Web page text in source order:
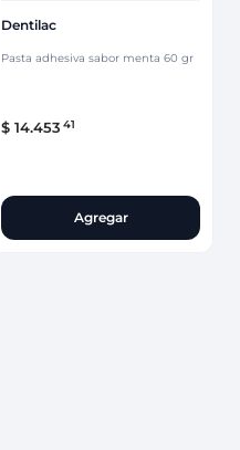
Dentilac
Pasta adhesiva sabor menta 60 gr
$ 14.453 41
Agregar